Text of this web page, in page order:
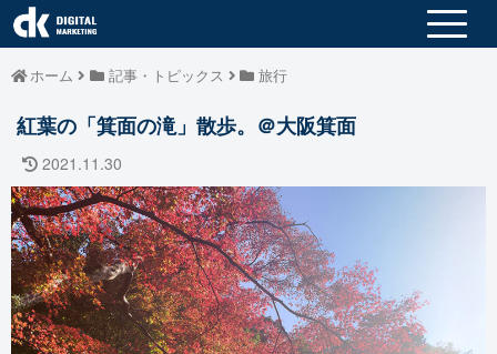
ホーム 記事・トピックス 旅行
紅葉の「箕面の滝」散歩。＠大阪箕面
2021.11.30